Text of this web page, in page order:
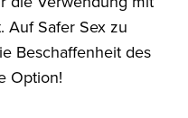
Auf Safer Sex zu
Beschaffenheit des
Option!